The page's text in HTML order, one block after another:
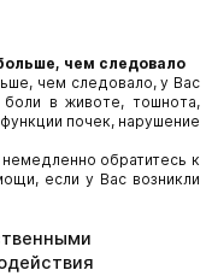
чем следовало
чем следовало, у Вас
в животе, тошнота,
почек, нарушение
обратитесь к
если у Вас возникли